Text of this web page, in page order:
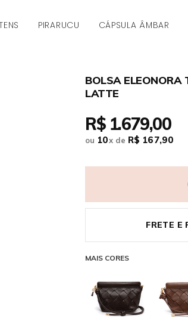
PIRARUCU CÁPSULA ÂMBAR
BOLSA ELEONORA
LATTE
R$ 1.679,00
ou 10xde R$ 167,90
FRETE E
MAIS CORES